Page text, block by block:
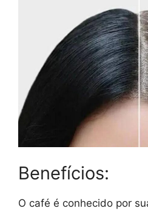
Benefícios:
O café é conhecido por